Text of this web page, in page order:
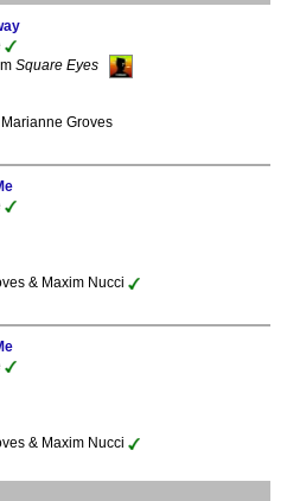
Square Eyes
Groves
& Maxim Nucci
& Maxim Nucci